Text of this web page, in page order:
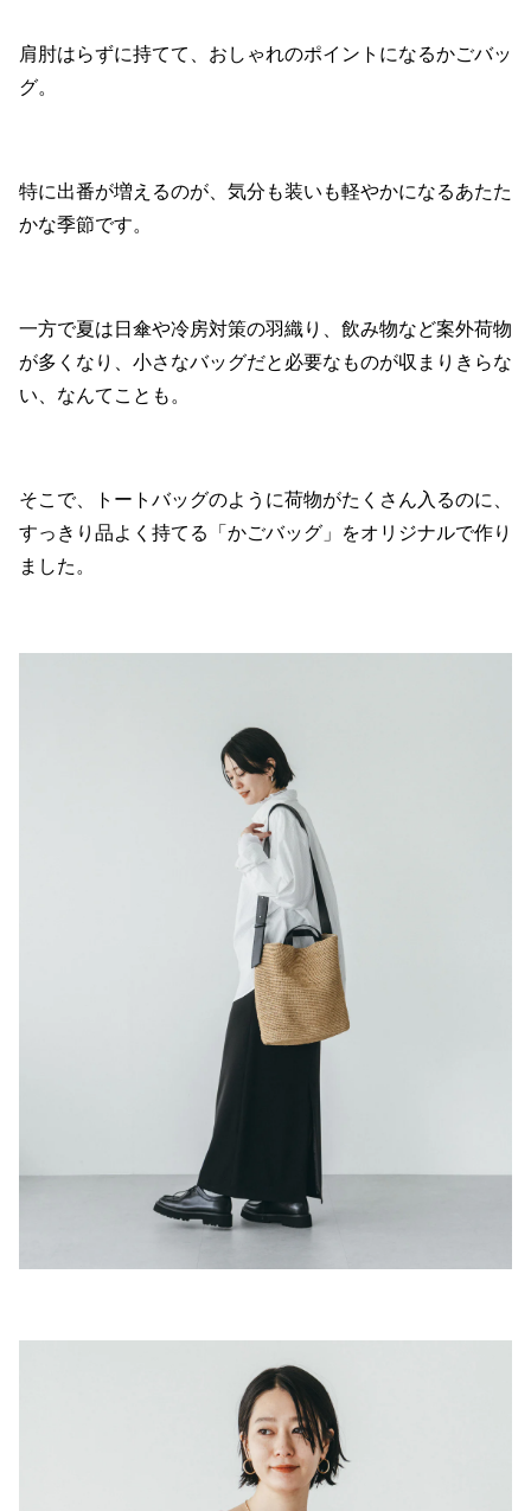
肩肘はらずに持てて、おしゃれのポイントになるかごバッ
グ。
特に出番が増えるのが、気分も装いも軽やかになるあたた
かな季節です。
一方で夏は日傘や冷房対策の羽織り、飲み物など案外荷物
が多くなり、小さなバッグだと必要なものが収まりきらな
い、なんてことも。
そこで、トートバッグのように荷物がたくさん入るのに、
すっきり品よく持てる「かごバッグ」をオリジナルで作り
ました。